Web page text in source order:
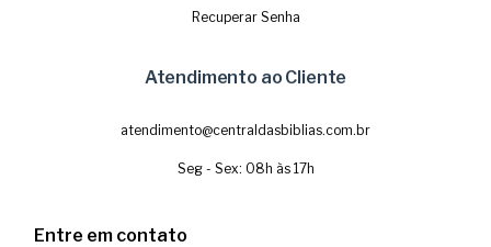
Recuperar Senha
Atendimento ao Cliente
atendimento@centraldasbiblias.com.br
Seg - Sex: 08h às 17h
Entre em contato